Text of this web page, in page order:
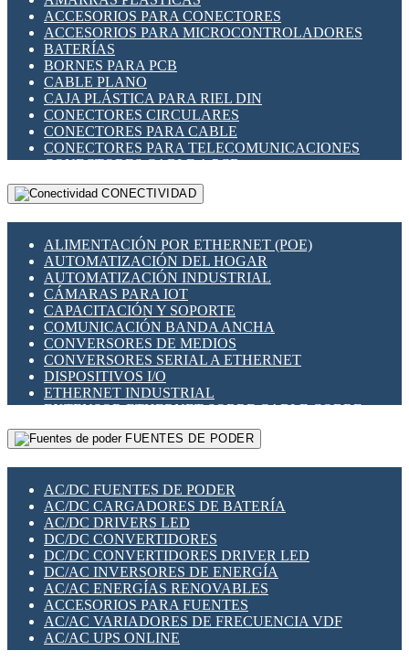
INDICADORES PARA PANEL
INTERFACES DE RELÉ
INTERRUPTORES FIN DE CARRERA
LLAVES CONMUTADORAS
MEDIDORES DE ENERGÍA Y TC'S DE CORRIENTE
MOTORES PASO A PASO
PANTALLAS HMI
PLC -CONTROLADORES LÓGICO PROGRAMABLES
PROGRAMADORES DE HORARIO
RELÉS DE PROTECCIÓN
SENSORES CAPACITIVOS
SENSORES INDUCTIVOS
TEMPORIZADORES
VARIACS
VARIADORES DE FRECUENCIA [VDF]
SECCIONADORES - INTERRUPTORES
MAQUINARIA
ACCESORIOS PARA CONECTORES
ACCESORIOS PARA MICROCONTROLADORES
BATERÍAS
BORNES PARA PCB
CABLE PLANO
CAJA PLÁSTICA PARA RIEL DIN
CONECTORES CIRCULARES
CONECTORES PARA CABLE
CONECTORES PARA TELECOMUNICACIONES
CONECTORES CABLE A PCB
CONECTORES PCB A CABLE
DIP SWITCHES
HERRAMIENTAS VARIAS
ILUMINACIÓN LED
INTERRUPTORES REED
INTERFACES DE RELÉ
OTROS RELÉS
PROTECCIÓN TÉRMICA
RELÉS AUTOMOTRICES
RELÉS DE SEÑAL
RELÉS DE ESTADO SÓLIDO SSR
RELÉS INDUSTRIALES
RELÉS MINIATURA DE POTENCIA
SENSORES MAGNÉTICOS
SWITCH Y MICROSWITCH
TARJETAS PI
UNIÓN Y DERIVACIÓN DE CABLE
CONECTIVIDAD
ALIMENTACIÓN POR ETHERNET (POE)
AUTOMATIZACIÓN DEL HOGAR
AUTOMATIZACIÓN INDUSTRIAL
CÁMARAS PARA IOT
CAPACITACIÓN Y SOPORTE
COMUNICACIÓN BANDA ANCHA
CONVERSORES DE MEDIOS
CONVERSORES SERIAL A ETHERNET
DISPOSITIVOS I/O
ETHERNET INDUSTRIAL
EXTENSOR ETHERNET SOBRE CABLE COBRE
GATEWAY LORAWAN
GESTIÓN DE REDES
PLACAS MODULARES IOT
SWITCHES Y REDES WIFI
SOLUCIONES IOT
SOLUCIONES LORAWAN
SOLUCIONES RED CELULAR
SEGURIDAD PARA REDES
SWITCHES LAN
TELEFONÍA IP (VOIP)
VIGILANCIA IP (CCTV)
MESHTASTIC
FUENTES DE PODER
AC/DC FUENTES DE PODER
AC/DC CARGADORES DE BATERÍA
AC/DC DRIVERS LED
DC/DC CONVERTIDORES
DC/DC CONVERTIDORES DRIVER LED
DC/AC INVERSORES DE ENERGÍA
AC/AC ENERGÍAS RENOVABLES
ACCESORIOS PARA FUENTES
AC/AC VARIADORES DE FRECUENCIA VDF
AC/AC UPS ONLINE